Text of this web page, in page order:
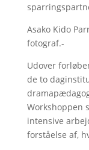
Asako Kido
fotograf.-
Udover
de to
Workshoppen
intensive
forståelse af,